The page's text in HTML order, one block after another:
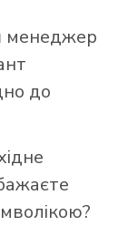
менеджер
до